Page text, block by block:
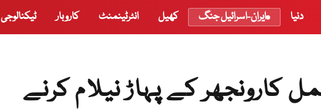
دنیا ایران-اسرائیل جنگ کھیل انٹرٹینمنٹ کاروبار ٹیکنالوجی
کارونجھر کے پہاڑ نیلام کرنے